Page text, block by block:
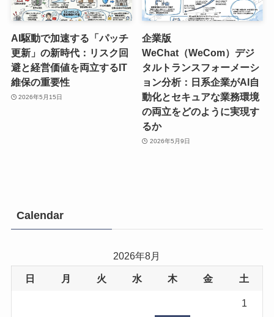
AI駆動で加速する「パッチ
更新」の新時代：リスク回
避と経営価値を両立するIT
維保の重要性
2026年5月15日
企業版
WeChat（WeCom）デジ
タルトランスフォーメーシ
ョン分析：日系企業がAI自
動化とセキュアな業務環境
の両立をどのように実現す
るか
2026年5月9日
Calendar
2026年8月
日 月 火 水 木 金 土
1